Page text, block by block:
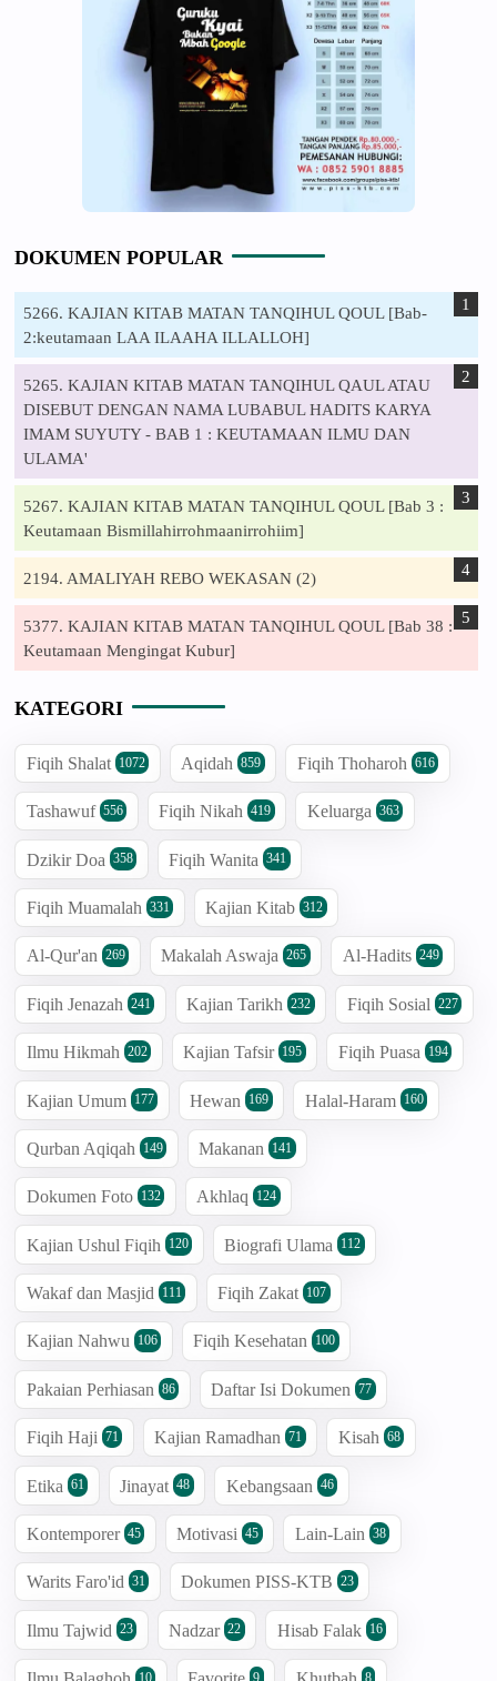
DOKUMEN POPULAR
5266. KAJIAN KITAB MATAN TANQIHUL QOUL [Bab-
2:keutamaan LAA ILAAHA ILLALLOH]
5265. KAJIAN KITAB MATAN TANQIHUL QAUL ATAU
DISEBUT DENGAN NAMA LUBABUL HADITS KARYA
IMAM SUYUTY - BAB 1 : KEUTAMAAN ILMU DAN
ULAMA'
5267. KAJIAN KITAB MATAN TANQIHUL QOUL [Bab 3 :
Keutamaan Bismillahirrohmaanirrohiim]
2194. AMALIYAH REBO WEKASAN (2)
5377. KAJIAN KITAB MATAN TANQIHUL QOUL [Bab 38 :
Keutamaan Mengingat Kubur]
KATEGORI
Fiqih Shalat 1072 Aqidah 859 Fiqih Thoharoh 616
Tashawuf 556 Fiqih Nikah 419 Keluarga 363
Dzikir Doa 358 Fiqih Wanita 341
Fiqih Muamalah 331 Kajian Kitab 312
Al-Qur'an 269 Makalah Aswaja 265 Al-Hadits 249
Fiqih Jenazah 241 Kajian Tarikh 232 Fiqih Sosial 227
Ilmu Hikmah 202 Kajian Tafsir 195 Fiqih Puasa 194
Kajian Umum 177 Hewan 169 Halal-Haram 160
Qurban Aqiqah 149 Makanan 141
Dokumen Foto 132 Akhlaq 124
Kajian Ushul Fiqih 120 Biografi Ulama 112
Wakaf dan Masjid 111 Fiqih Zakat 107
Kajian Nahwu 106 Fiqih Kesehatan 100
Pakaian Perhiasan 86 Daftar Isi Dokumen 77
Fiqih Haji 71 Kajian Ramadhan 71 Kisah 68
Etika 61 Jinayat 48 Kebangsaan 46
Kontemporer 45 Motivasi 45 Lain-Lain 38
Warits Faro'id 31 Dokumen PISS-KTB 23
Ilmu Tajwid 23 Nadzar 22 Hisab Falak 16
10 9 8